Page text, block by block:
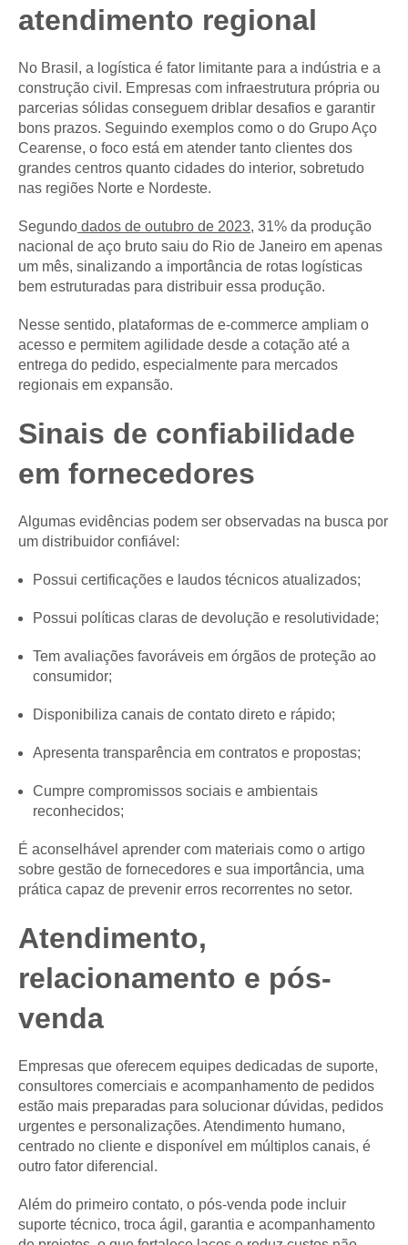
atendimento regional
No Brasil, a logística é fator limitante para a indústria e a
construção civil. Empresas com infraestrutura própria ou
parcerias sólidas conseguem driblar desafios e garantir
bons prazos. Seguindo exemplos como o do Grupo Aço
Cearense, o foco está em atender tanto clientes dos
grandes centros quanto cidades do interior, sobretudo
nas regiões Norte e Nordeste.
Segundo dados de outubro de 2023, 31% da produção
nacional de aço bruto saiu do Rio de Janeiro em apenas
um mês, sinalizando a importância de rotas logísticas
bem estruturadas para distribuir essa produção.
Nesse sentido, plataformas de e-commerce ampliam o
acesso e permitem agilidade desde a cotação até a
entrega do pedido, especialmente para mercados
regionais em expansão.
Sinais de confiabilidade
em fornecedores
Algumas evidências podem ser observadas na busca por
um distribuidor confiável:
Possui certificações e laudos técnicos atualizados;
Possui políticas claras de devolução e resolutividade;
Tem avaliações favoráveis em órgãos de proteção ao
consumidor;
Disponibiliza canais de contato direto e rápido;
Apresenta transparência em contratos e propostas;
Cumpre compromissos sociais e ambientais
reconhecidos;
É aconselhável aprender com materiais como o artigo
sobre gestão de fornecedores e sua importância, uma
prática capaz de prevenir erros recorrentes no setor.
Atendimento,
relacionamento e pós-
venda
Empresas que oferecem equipes dedicadas de suporte,
consultores comerciais e acompanhamento de pedidos
estão mais preparadas para solucionar dúvidas, pedidos
urgentes e personalizações. Atendimento humano,
centrado no cliente e disponível em múltiplos canais, é
outro fator diferencial.
Além do primeiro contato, o pós-venda pode incluir
suporte técnico, troca ágil, garantia e acompanhamento